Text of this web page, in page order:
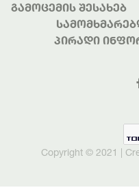
Გამოცემის Შესახებ
Პირადი
Copyright © 2021 |